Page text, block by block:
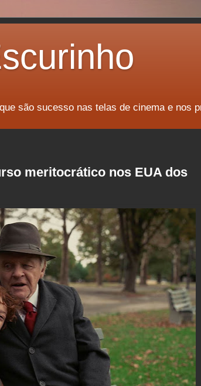
são sucesso nas telas de cinema e nos
meritocrático nos EUA dos